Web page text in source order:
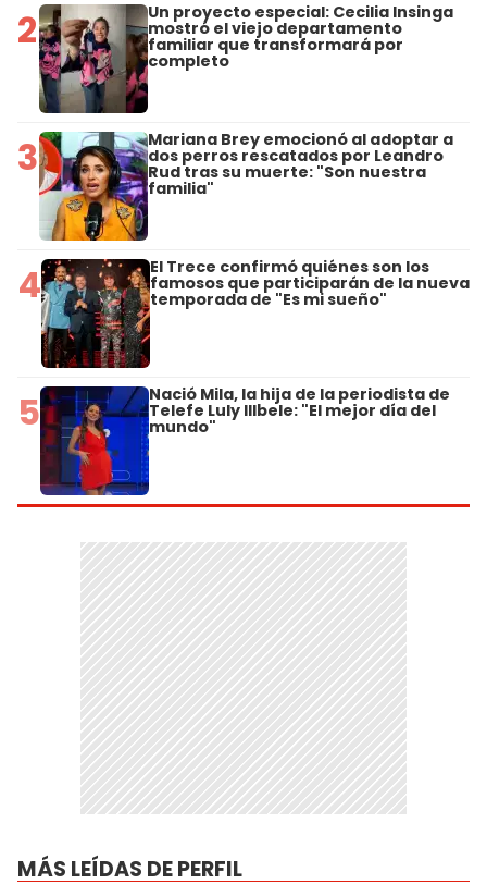
2 Un proyecto especial: Cecilia Insinga
mostró el viejo departamento
familiar que transformará por
completo
3 Mariana Brey emocionó al adoptar a
dos perros rescatados por Leandro
Rud tras su muerte: "Son nuestra
familia"
4 El Trece confirmó quiénes son los
famosos que participarán de la nueva
temporada de "Es mi sueño"
5 Nació Mila, la hija de la periodista de
Telefe Luly Illbele: "El mejor día del
mundo"
MÁS LEÍDAS DE PERFIL